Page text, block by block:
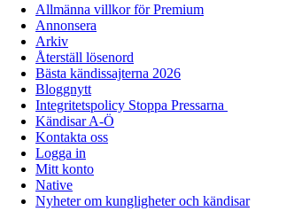
Allmänna villkor för Premium
Annonsera
Arkiv
Återställ lösenord
Bästa kändissajterna 2026
Bloggnytt
Integritetspolicy Stoppa Pressarna
Kändisar A-Ö
Kontakta oss
Logga in
Mitt konto
Native
Nyheter om kungligheter och kändisar